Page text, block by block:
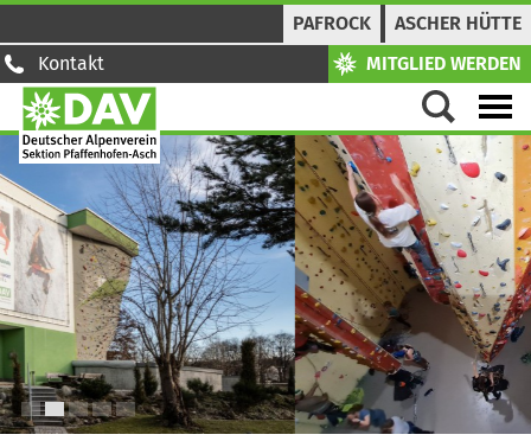
PAFROCK
ASCHER HÜTTE
Kontakt
MITGLIED WERDEN
1 2 3 4 5